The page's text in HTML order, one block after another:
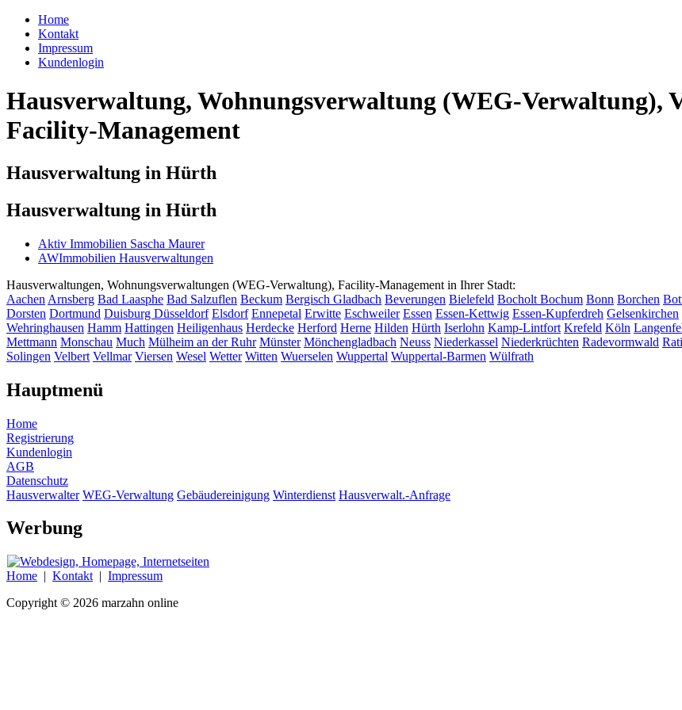
Home
Kontakt
Impressum
Kundenlogin
Hausverwaltung, Wohnungsverwaltung (WEG-Verwaltung),
Facility-Management
Hausverwaltung in Hürth
Hausverwaltung in Hürth
Aktiv Immobilien Sascha Maurer
AWImmobilien Hausverwaltungen
Hausverwaltungen, Wohnungsverwaltungen (WEG-Verwaltung), Facility-Management in Ihrer Stadt:
Aachen Arnsberg Bad Laasphe Bad Salzuflen Beckum Bergisch Gladbach Beverungen Bielefeld Bocholt Bochum Bonn Borchen
Dorsten Dortmund Duisburg Düsseldorf Elsdorf Ennepetal Erwitte Eschweiler Essen Essen-Kettwig Essen-Kupferdreh Gelsenkirchen
Wehringhausen Hamm Hattingen Heiligenhaus Herdecke Herford Herne Hilden Hürth Iserlohn Kamp-Lintfort Krefeld Köln
Mettmann Monschau Much Mülheim an der Ruhr Münster Mönchengladbach Neuss Niederkassel Niederkrüchten Radevormwald
Solingen Velbert Vellmar Viersen Wesel Wetter Witten Wuerselen Wuppertal Wuppertal-Barmen Wülfrath
Hauptmenü
Home
Registrierung
Kundenlogin
AGB
Datenschutz
Hausverwalter WEG-Verwaltung Gebäudereinigung Winterdienst Hausverwalt.-Anfrage
Werbung
Home | Kontakt | Impressum
Copyright © 2026 marzahn online